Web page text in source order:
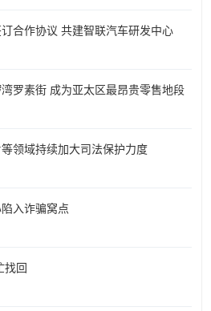
合作协议 共建智联汽车研发中心
罗素街 成为亚太区最昂贵零售地段
领域持续加大司法保护力度
入诈骗窝点
找回